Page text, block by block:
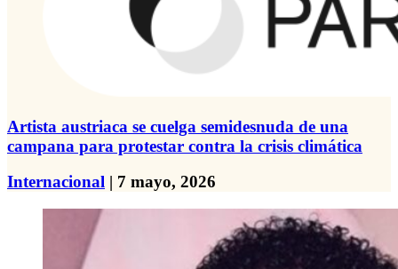
Artista austriaca se cuelga semidesnuda de una
campana para protestar contra la crisis climática
Internacional | 7 mayo, 2026